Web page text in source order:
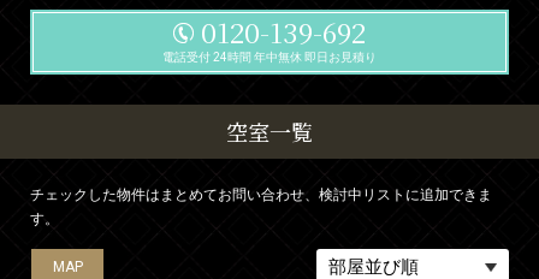
0120-139-692
電話受付 24時間 年中無休 即日お見積り
空室一覧
チェックした物件はまとめてお問い合わせ、検討中リストに追加できま
す。
MAP